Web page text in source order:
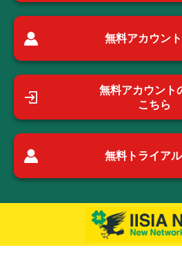
無料アカウン
無料アカウント
こちら
無料トライア